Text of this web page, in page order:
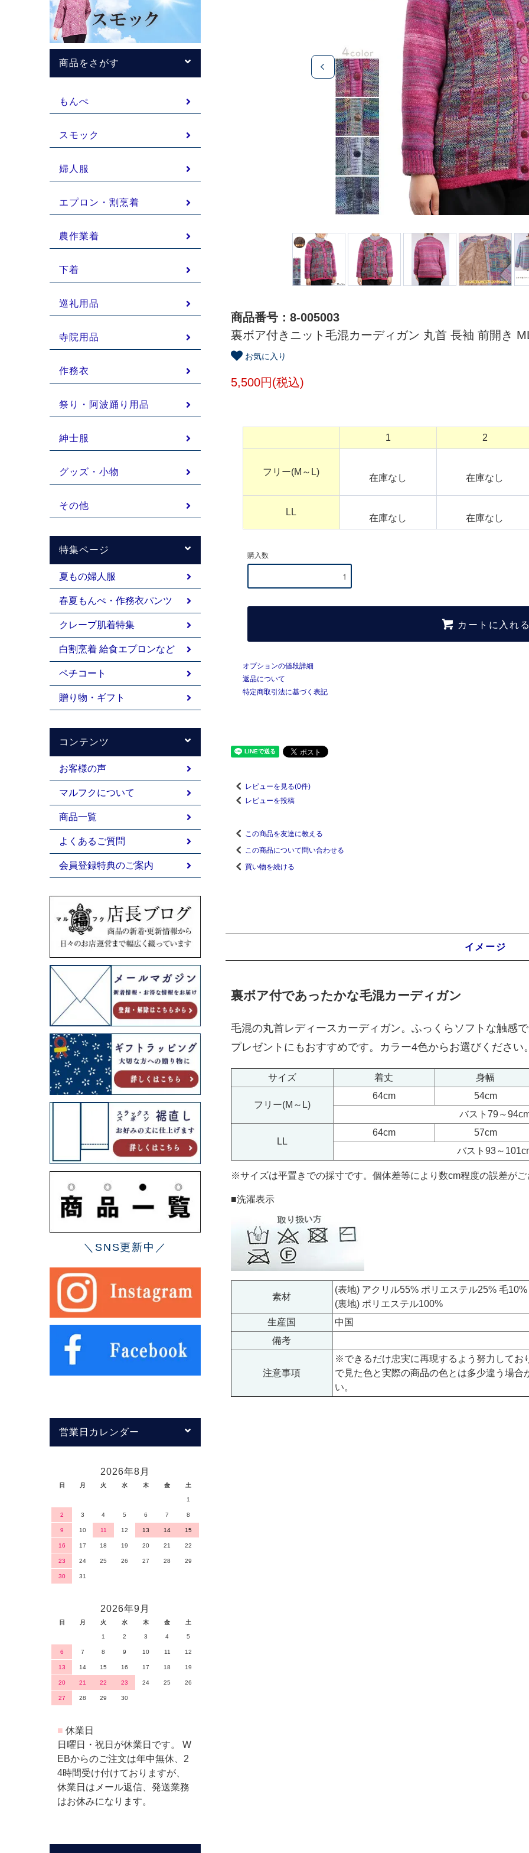
商品番号：8-005003
裏ボア付きニット毛混カーディガン 丸首 長袖 前開き
お気に入り
5,500円(税込)
1 2
フリー(M～L)
在庫なし 在庫なし
LL
在庫なし 在庫なし
購入数
カートに入れ
オプションの値段詳細
返品について
特定商取引法に基づく表記
レビューを見る(0件)
レビューを投稿
この商品を友達に教える
この商品について問い合わせる
買い物を続ける
イメージ
裏ボア付であったかな毛混カーディガン
毛混の丸首レディースカーディガン。ふっくらソフトな触感
プレゼントにもおすすめです。カラー4色からお選びください
サイズ 着丈 身幅
フリー(M～L)
64cm
54cm
バスト79～
LL
64cm
57cm
バスト93～
※サイズは平置きでの採寸です。個体差等により数cm程度の誤差が
■洗濯表示
素材
(表地) アクリル55% ポリエステル25% 毛
(裏地) ポリエステル100%
生産国
中国
備考
注意事項
※できるだけ忠実に再現するよう努力してお
で見た色と実際の商品の色とは多少違う場
い。
商品をさがす
もんぺ
スモック
婦人服
エプロン・割烹着
農作業着
下着
巡礼用品
寺院用品
作務衣
祭り・阿波踊り用品
紳士服
グッズ・小物
その他
特集ページ
夏もの婦人服
春夏もんぺ・作務衣パンツ
クレープ肌着特集
白割烹着 給食エプロンなど
ペチコート
贈り物・ギフト
コンテンツ
お客様の声
マルフクについて
商品一覧
よくあるご質問
会員登録特典のご案内
＼SNS更新中／
営業日カレンダー
2026年8月
日 月 火 水 木 金 土
1
2 3 4 5 6 7 8
9 10 11 12 13 14 15
16 17 18 19 20 21 22
23 24 25 26 27 28 29
30 31
2026年9月
日 月 火 水 木 金 土
1 2 3 4 5
6 7 8 9 10 11 12
13 14 15 16 17 18 19
20 21 22 23 24 25 26
27 28 29 30
■ 休業日
日曜日・祝日が休業日です。 W
EBからのご注文は年中無休、2
4時間受け付けておりますが、
休業日はメール返信、発送業務
はお休みになります。